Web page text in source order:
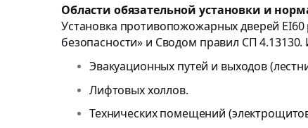
Области обязательной установки и
Установка противопожожарных дверей
безопасности» и Сводом правил СП
Эвакуационных путей и выходов
Лифтовых холлов.
Технических помещений